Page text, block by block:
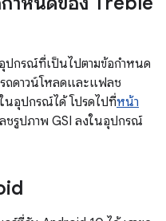
ปกรณ์ที่เป็นไปตามข้อกำหนด
ถดาวน์โหลดและแฟลช
นอุปกรณ์ได้ โปรดไปที่หน้า
ชรูปภาพ GSI ลงในอุปกรณ์